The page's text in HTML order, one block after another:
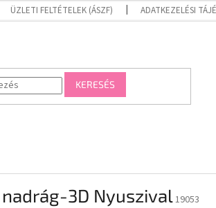
ÜZLETI FELTÉTELEK (ÁSZF) ADATKEZELÉSI
KERESÉS
3D Nyuszival19053